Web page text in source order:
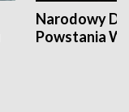
Narodowy
Powstania